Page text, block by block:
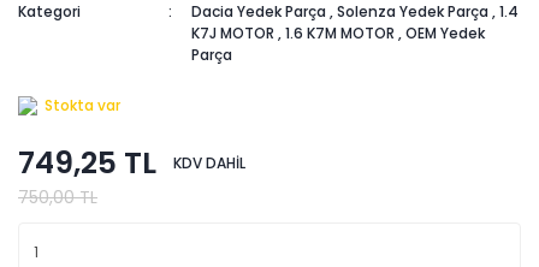
Kategori
Dacia Yedek Parça ,Solenza Yedek Parça ,1.4
K7J MOTOR ,1.6 K7M MOTOR ,OEM Yedek
Parça
Stokta var
749,25 TL KDV DAHİL
750,00 TL